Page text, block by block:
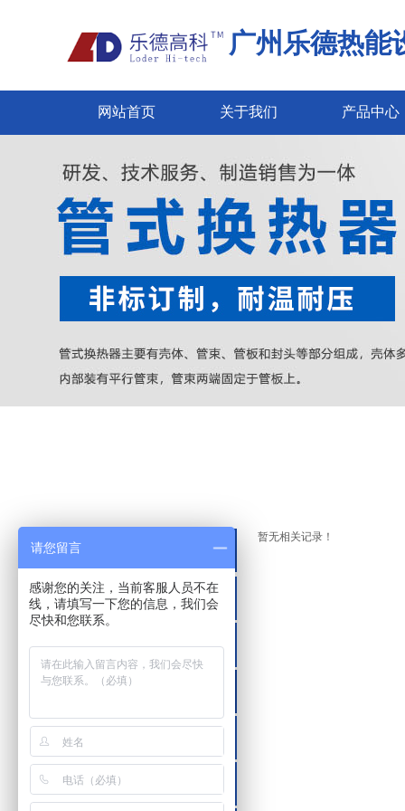
广州乐德热能
网站首页 关于我们 产品中心
暂无相关记录！
板式换热器
卫生级板式换热器
管式换热器
空气换热器
请您留言
感谢您的关注，当前客服人员不在
线，请填写一下您的信息，我们会
尽快和您联系。